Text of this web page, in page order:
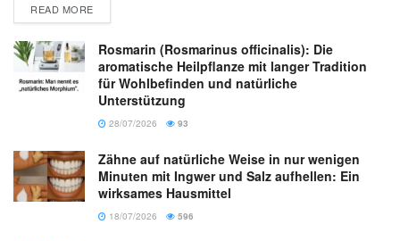
READ MORE
Rosmarin (Rosmarinus officinalis): Die
aromatische Heilpflanze mit langer Tradition
für Wohlbefinden und natürliche
Unterstützung
28/07/2026 93
Zähne auf natürliche Weise in nur wenigen
Minuten mit Ingwer und Salz aufhellen: Ein
wirksames Hausmittel
18/07/2026 596